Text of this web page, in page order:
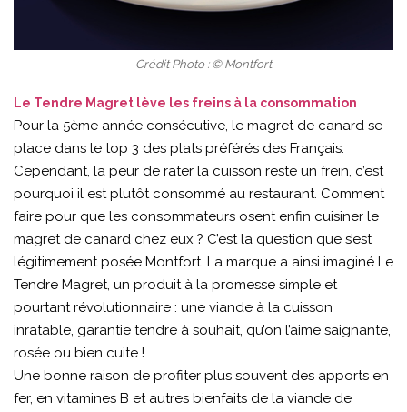
Crédit Photo : © Montfort
Le Tendre Magret lève les freins à la consommation
Pour la 5ème année consécutive, le magret de canard se
place dans le top 3 des plats préférés des Français.
Cependant, la peur de rater la cuisson reste un frein, c’est
pourquoi il est plutôt consommé au restaurant. Comment
faire pour que les consommateurs osent enfin cuisiner le
magret de canard chez eux ? C’est la question que s’est
légitimement posée Montfort. La marque a ainsi imaginé Le
Tendre Magret, un produit à la promesse simple et
pourtant révolutionnaire : une viande à la cuisson
inratable, garantie tendre à souhait, qu’on l’aime saignante,
rosée ou bien cuite !
Une bonne raison de profiter plus souvent des apports en
fer, en vitamines B et autres bienfaits de la viande de